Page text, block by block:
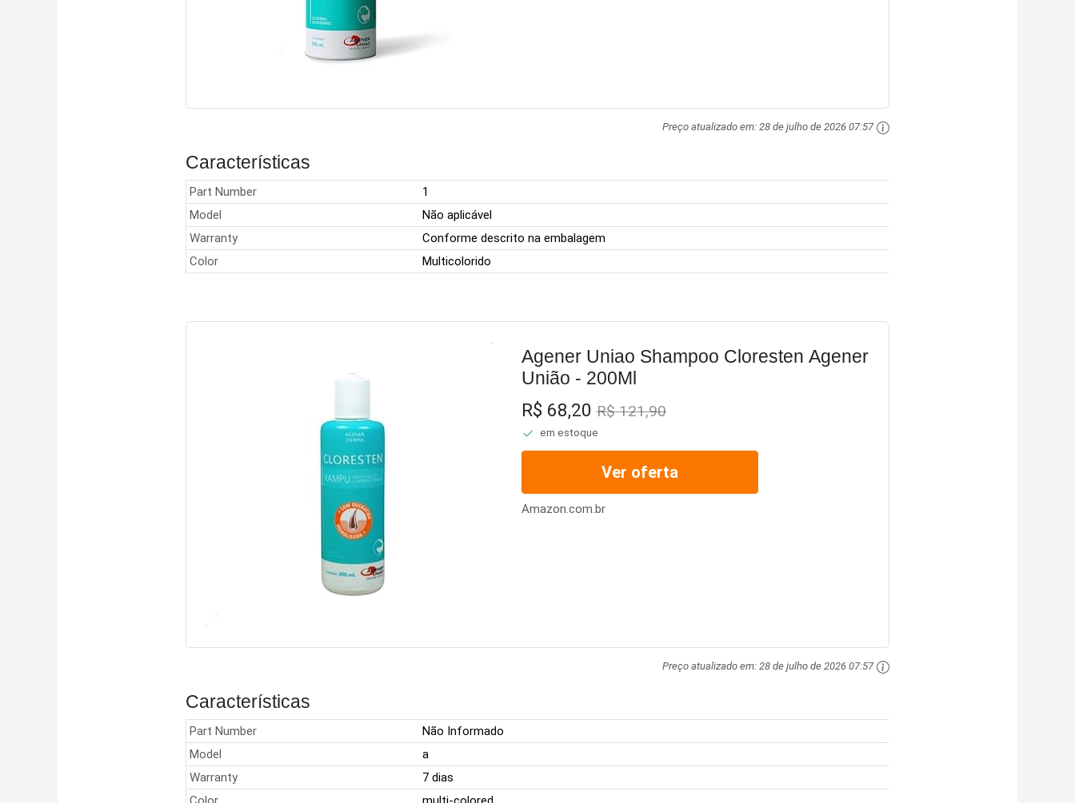
Preço atualizado em:28 de julho de 2026 07:57
Características
Part Number
1
Model
Não aplicável
Warranty
Conforme descrito na embalagem
Color
Multicolorido
Agener Uniao Shampoo Cloresten Agener
União - 200Ml
R$ 68,20 R$ 121,90
em estoque
Ver oferta
Amazon.com.br
Preço atualizado em:28 de julho de 2026 07:57
Características
Part Number
Não Informado
Model
a
Warranty
7 dias